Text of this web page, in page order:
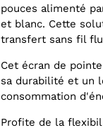
pouces alimenté
et blanc. Cette
transfert sans fil
Cet écran de
sa durabilité et un
consommation
Profite de la